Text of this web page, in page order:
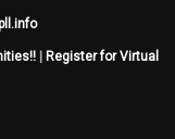
Register for Virtual